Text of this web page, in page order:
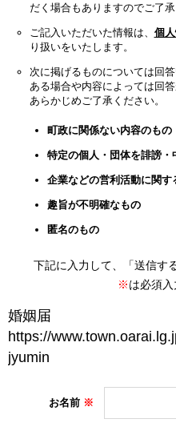
だく場合もありますのでご了承
ご記入いただいた情報は、 個
り扱いをいたします。
次に掲げるものについては回
ある場合や内容によっては回
あらかじめご了承ください。
町政に関係ない内容のもの
特定の個人・団体を誹謗
企業などの営利活動に関す
趣旨が不明確なもの
匿名のもの
下記に入力して、「送信す
※は必須入
お名前